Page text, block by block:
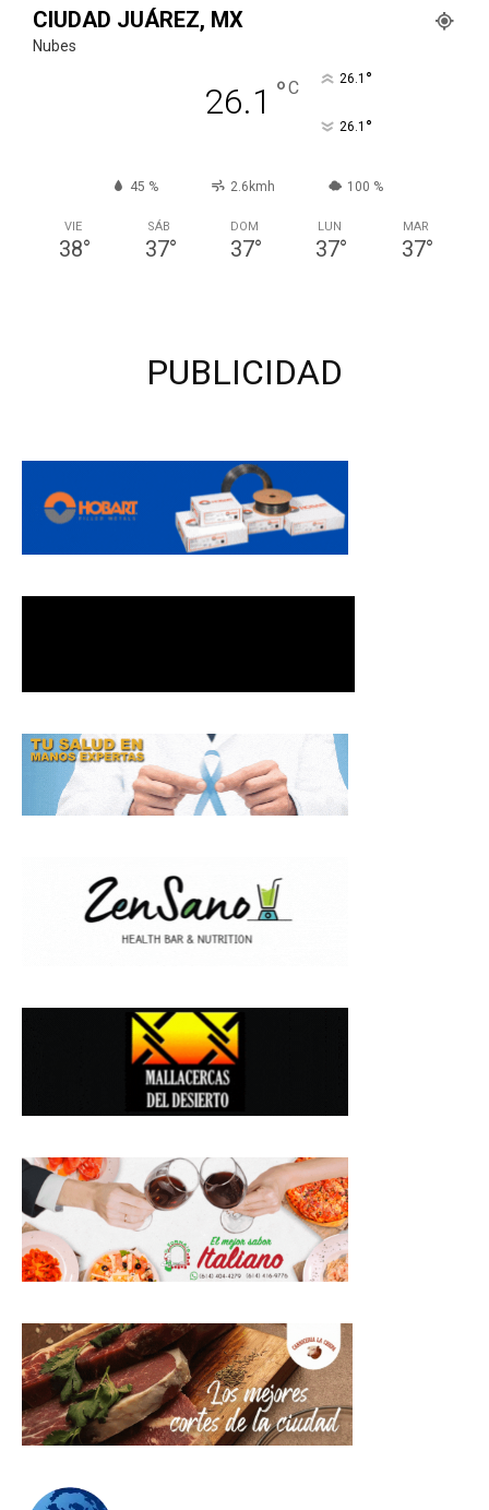
CIUDAD JUÁREZ, MX
Nubes
26.1 °C 26.1 °
26.1 °
45 % 2.6kmh 100 %
VIE
38°
SÁB
37°
DOM
37°
LUN
37°
MAR
37°
PUBLICIDAD